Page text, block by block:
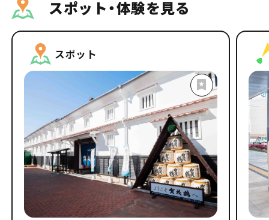
スポット・体験を見る
スポット